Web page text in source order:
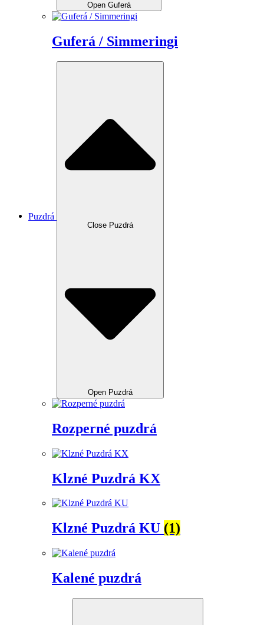
Open Guferá
Guferá / Simmeringi
Puzdrá
Close Puzdrá
Open Puzdrá
Rozperné puzdrá
Klzné Puzdrá KX
Klzné Puzdrá KU (1)
Kalené puzdrá